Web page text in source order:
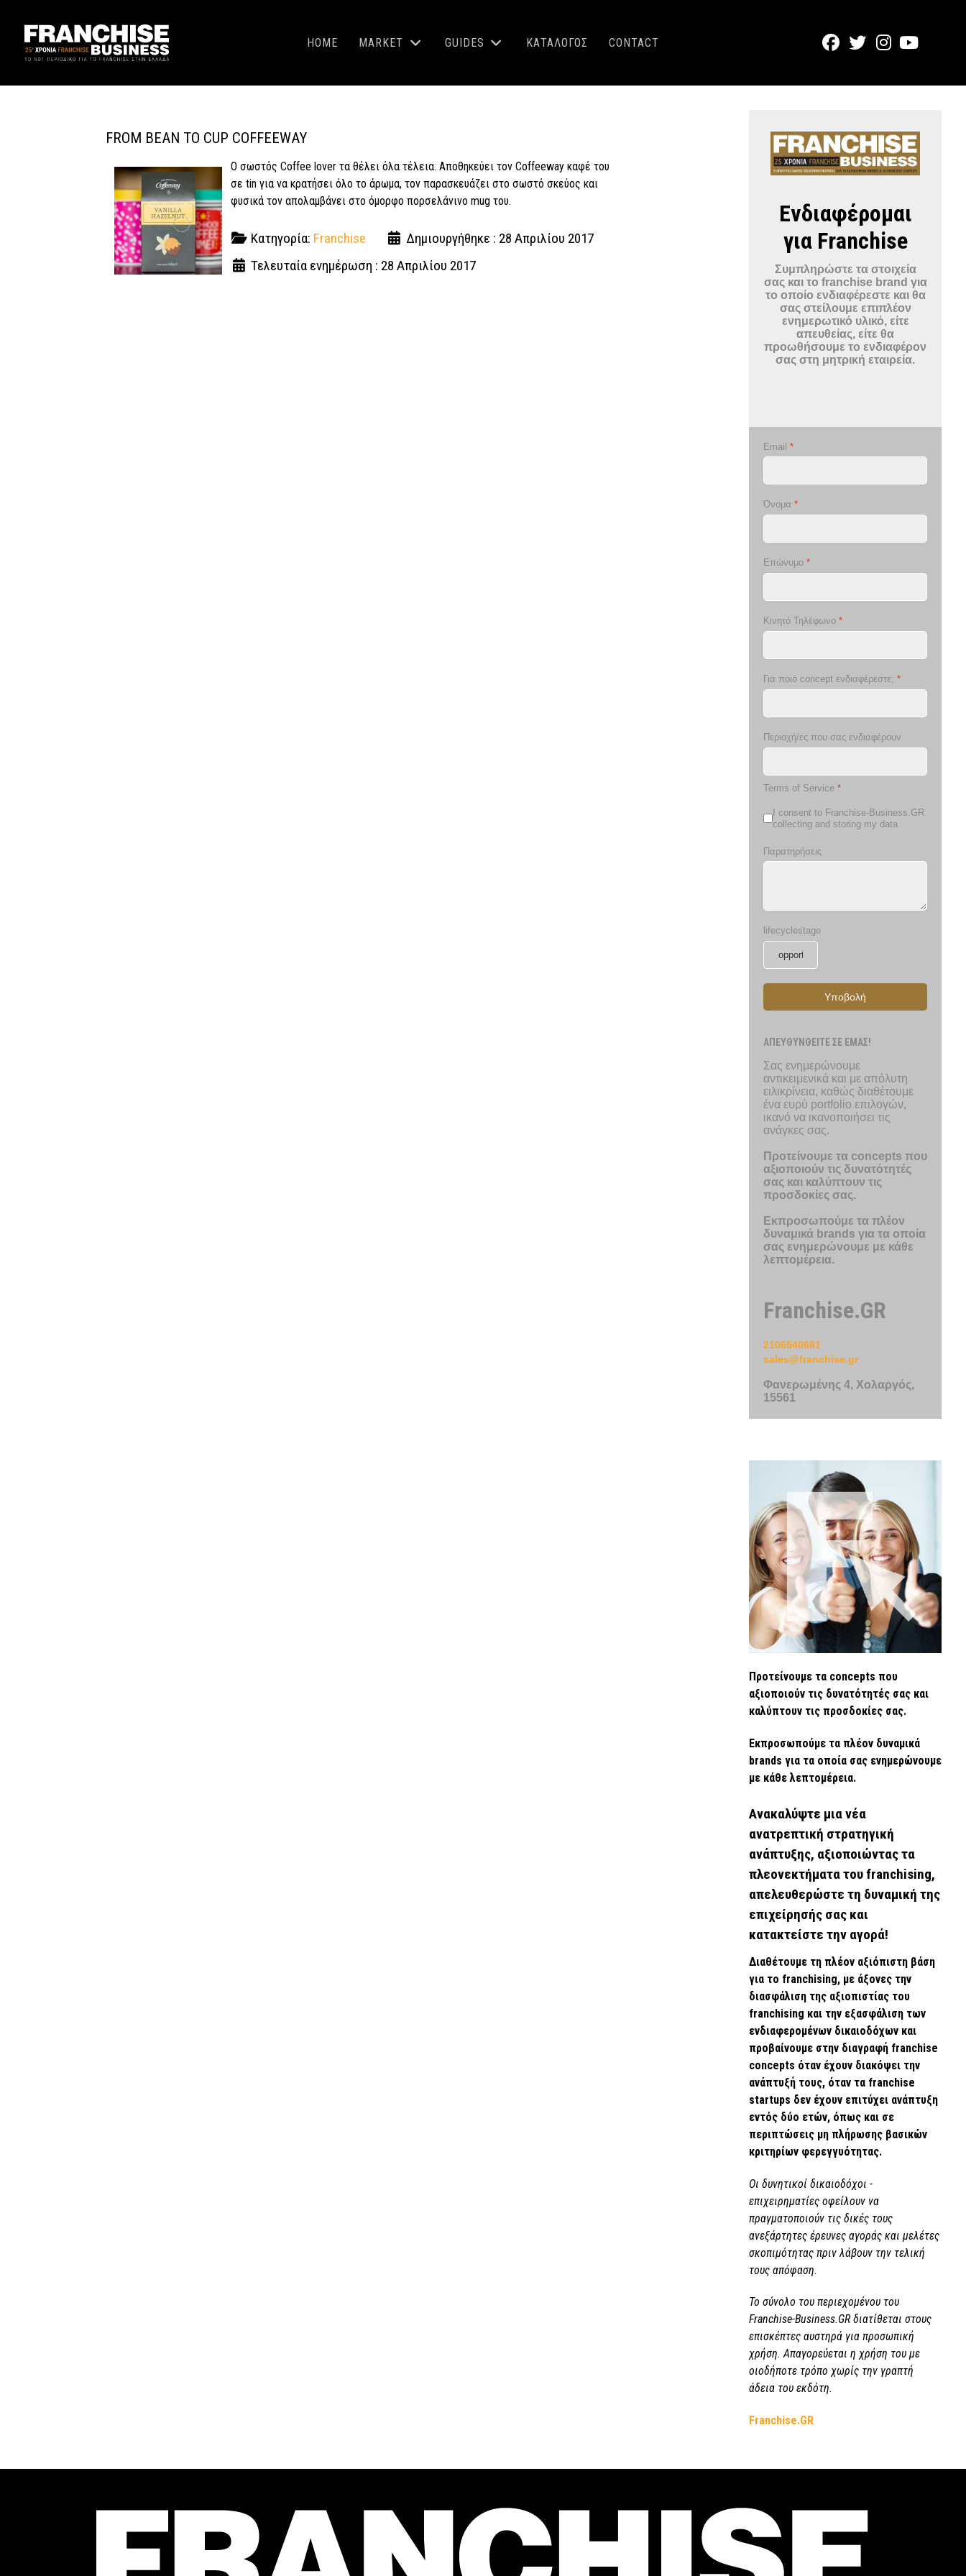
HOME MARKET GUIDES ΚΑΤΑΛΟΓΟΣ CONTACT
FROM BEAN TO CUP COFFEEWAY
Ο σωστός Coffee lover τα θέλει όλα τέλεια. Αποθηκεύει τον Coffeeway καφέ του
σε tin για να κρατήσει όλο το άρωμα, τον παρασκευάζει στο σωστό σκεύος και
φυσικά τον απολαμβάνει στο όμορφο πορσελάνινο mug του.
Κατηγορία: Franchise
Δημιουργήθηκε : 28 Απριλίου 2017
Τελευταία ενημέρωση : 28 Απριλίου 2017
Ενδιαφέρομαι
για Franchise
Συμπληρώστε τα στοιχεία
σας και το franchise brand για
το οποίο ενδιαφέρεστε και θα
σας στείλουμε επιπλέον
ενημερωτικό υλικό, είτε
απευθείας, είτε θα
προωθήσουμε το ενδιαφέρον
σας στη μητρική εταιρεία.
Email *
Όνομα *
Επώνυμο *
Κινητό Τηλέφωνο *
Για ποιό concept ενδιαφέρεστε; *
Περιοχή/ες που σας ενδιαφέρουν
Terms of Service *
I consent to Franchise-Business.GR
collecting and storing my data
Παρατηρήσεις
lifecyclestage
Υποβολή
ΑΠΕΥΘΥΝΘΕΙΤΕ ΣΕ ΕΜΑΣ!
Σας ενημερώνουμε
αντικειμενικά και με απόλυτη
ειλικρίνεια, καθώς διαθέτουμε
ένα ευρύ portfolio επιλογών,
ικανό να ικανοποιήσει τις
ανάγκες σας.
Προτείνουμε τα concepts που
αξιοποιούν τις δυνατότητές
σας και καλύπτουν τις
προσδοκίες σας.
Εκπροσωπούμε τα πλέον
δυναμικά brands για τα οποία
σας ενημερώνουμε με κάθε
λεπτομέρεια.
Franchise.GR
2106540681
sales@franchise.gr
Φανερωμένης 4, Χολαργός,
15561
Προτείνουμε τα concepts που
αξιοποιούν τις δυνατότητές σας και
καλύπτουν τις προσδοκίες σας.
Εκπροσωπούμε τα πλέον δυναμικά
brands για τα οποία σας ενημερώνουμε
με κάθε λεπτομέρεια.
Ανακαλύψτε μια νέα
ανατρεπτική στρατηγική
ανάπτυξης, αξιοποιώντας τα
πλεονεκτήματα του franchising,
απελευθερώστε τη δυναμική της
επιχείρησής σας και
κατακτείστε την αγορά!
Διαθέτουμε τη πλέον αξιόπιστη βάση
για το franchising, με άξονες την
διασφάλιση της αξιοπιστίας του
franchising και την εξασφάλιση των
ενδιαφερομένων δικαιοδόχων και
προβαίνουμε στην διαγραφή franchise
concepts όταν έχουν διακόψει την
ανάπτυξή τους, όταν τα franchise
startups δεν έχουν επιτύχει ανάπτυξη
εντός δύο ετών, όπως και σε
περιπτώσεις μη πλήρωσης βασικών
κριτηρίων φερεγγυότητας.
Οι δυνητικοί δικαιοδόχοι -
επιχειρηματίες οφείλουν να
πραγματοποιούν τις δικές τους
ανεξάρτητες έρευνες αγοράς και μελέτες
σκοπιμότητας πριν λάβουν την τελική
τους απόφαση.
Το σύνολο του περιεχομένου του
Franchise-Business.GR διατίθεται στους
επισκέπτες αυστηρά για προσωπική
χρήση. Απαγορεύεται η χρήση του με
οιοδήποτε τρόπο χωρίς την γραπτή
άδεια του εκδότη.
Franchise.GR